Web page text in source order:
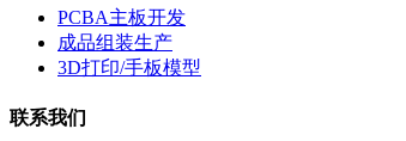
PCBA主板开发
成品组装生产
3D打印/手板模型
联系我们